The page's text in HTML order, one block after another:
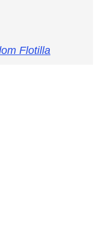
Flotilla